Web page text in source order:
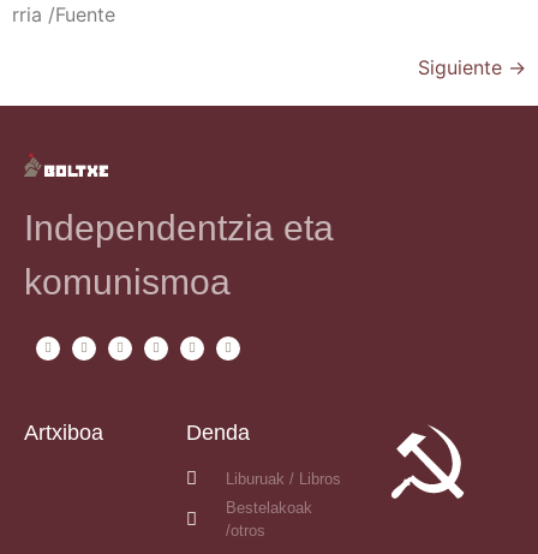
rria /​Fuen­te
Siguiente →
Independentzia eta
komunismoa
Artxiboa Denda
Liburuak / Libros
Bestelakoak
/otros